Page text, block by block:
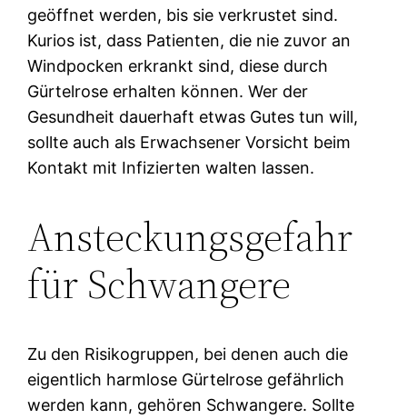
geöffnet werden, bis sie verkrustet sind.
Kurios ist, dass Patienten, die nie zuvor an
Windpocken erkrankt sind, diese durch
Gürtelrose erhalten können. Wer der
Gesundheit dauerhaft etwas Gutes tun will,
sollte auch als Erwachsener Vorsicht beim
Kontakt mit Infizierten walten lassen.
Ansteckungsgefahr
für Schwangere
Zu den Risikogruppen, bei denen auch die
eigentlich harmlose Gürtelrose gefährlich
werden kann, gehören Schwangere. Sollte